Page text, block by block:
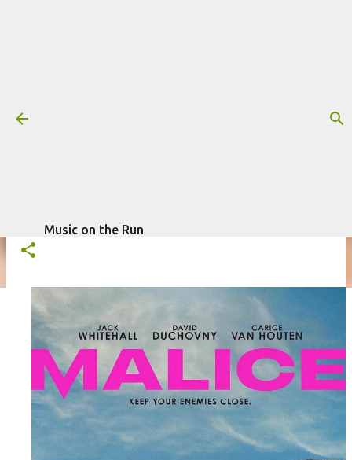
Music on the Run
Trilha sonora: Maldade, por Alexis